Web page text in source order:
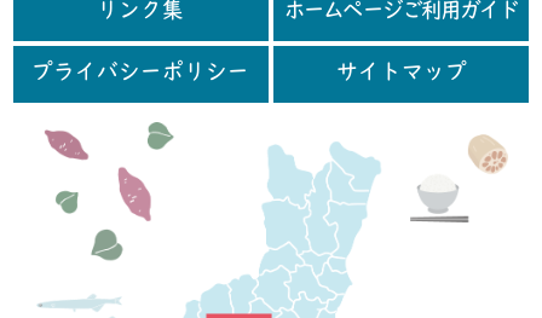
リンク集 ホームページご利用ガイド
プライバシーポリシー サイトマップ